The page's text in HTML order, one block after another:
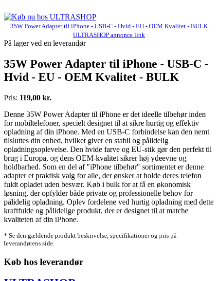
35W Power Adapter til iPhone - USB-C - Hvid - EU - OEM Kvalitet - BULK
ULTRASHOP annonce link
På lager ved en leverandør
35W Power Adapter til iPhone - USB-C -
Hvid - EU - OEM Kvalitet - BULK
Pris: 119,00 kr.
Denne 35W Power Adapter til iPhone er det ideelle tilbehør inden
for mobiltelefoner, specielt designet til at sikre hurtig og effektiv
opladning af din iPhone. Med en USB-C forbindelse kan den nemt
tilsluttes din enhed, hvilket giver en stabil og pålidelig
opladningsoplevelse. Den hvide farve og EU-stik gør den perfekt til
brug i Europa, og dens OEM-kvalitet sikrer høj ydeevne og
holdbarhed. Som en del af "iPhone tilbehør" sortimentet er denne
adapter et praktisk valg for alle, der ønsker at holde deres telefon
fuldt opladet uden besvær. Køb i bulk for at få en økonomisk
løsning, der opfylder både private og professionelle behov for
pålidelig opladning. Oplev fordelene ved hurtig opladning med dette
kraftfulde og pålidelige produkt, der er designet til at matche
kvaliteten af din iPhone.
* Se den gældende produkt beskrivelse, specifikationer og pris på
leverandørens side.
Køb hos leverandør